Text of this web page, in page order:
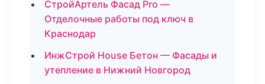
СтройАртель Фасад Pro —
Отделочные работы под ключ в
Краснодар
ИнжСтрой House Бетон — Фасады и
утепление в Нижний Новгород